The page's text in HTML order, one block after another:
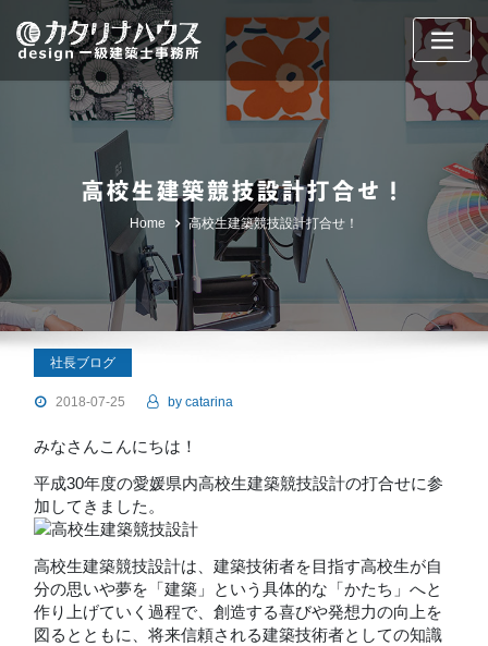
content
高校生建築競技設計打合せ！
Home 高校生建築競技設計打合せ！
社長ブログ
2018-07-25 by catarina
みなさんこんにちは！
平成30年度の愛媛県内高校生建築競技設計の打合せに参
加してきました。
高校生建築競技設計は、建築技術者を目指す高校生が自
分の思いや夢を「建築」という具体的な「かたち」へと
作り上げていく過程で、創造する喜びや発想力の向上を
図るとともに、将来信頼される建築技術者としての知識